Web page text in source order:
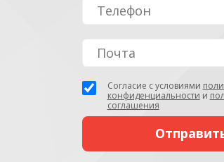
Согласие с условиями
конфиденциальности и
соглашения